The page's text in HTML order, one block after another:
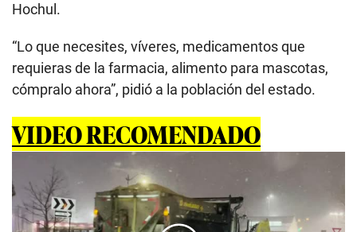
Hochul.
“Lo que necesites, víveres, medicamentos que
requieras de la farmacia, alimento para mascotas,
cómpralo ahora”, pidió a la población del estado.
VIDEO RECOMENDADO